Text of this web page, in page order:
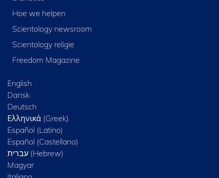
Hoe we helpen
Scientology newsroom
Scientology religie
Freedom Magazine
English
Dansk
Deutsch
Ελληνικά (Greek)
Español (Latino)
Español (Castellano)
Magyar